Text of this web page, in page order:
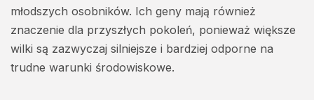
młodszych osobników. Ich geny mają również
znaczenie dla przyszłych pokoleń, ponieważ większe
wilki są zazwyczaj silniejsze i bardziej odporne na
trudne warunki środowiskowe.